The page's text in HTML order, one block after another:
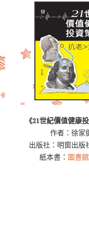
《21世紀價值健康
作者：徐家
出版社：明窗出版
紙本書： 圖書